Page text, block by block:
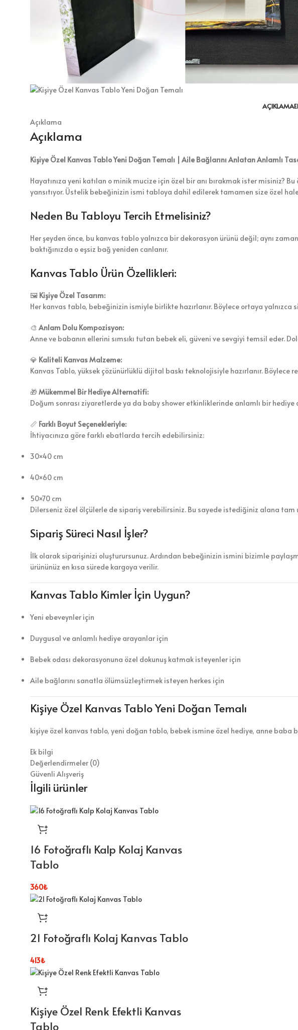
AÇIKLAMA
Açıklama
Açıklama
Kişiye Özel Kanvas Tablo Yeni Doğan Temalı | Aile Bağlarını Anlatan Anlamlı
Hayatınıza yeni katılan o minik mucize için özel bir anı bırakmak ister misiniz?
yansıtıyor. Üstelik bebeğinizin ismi tabloya dahil edilerek tamamen size özel
Neden Bu Tabloyu Tercih Etmelisiniz?
Her şeyden önce, bu kanvas tablo yalnızca bir dekorasyon ürünü değil; aynı
baktığınızda o eşsiz bağ yeniden canlanır.
Kanvas Tablo Ürün Özellikleri:
🖼️ Kişiye Özel Tasarım:
Her kanvas tablo, bebeğinizin ismiyle birlikte hazırlanır. Böylece ortaya
🎨 Anlam Dolu Kompozisyon:
Anne ve babanın ellerini sımsıkı tutan bebek eli, güveni ve sevgiyi temsil eder.
💎 Kaliteli Kanvas Malzeme:
Kanvas Tablo, yüksek çözünürlüklü dijital baskı teknolojisiyle hazırlanır. Böylece
🎁 Mükemmel Bir Hediye Alternatifi:
Doğum sonrası ziyaretlerde ya da baby shower etkinliklerinde anlamlı bir
📏 Farklı Boyut Seçenekleriyle:
İhtiyacınıza göre farklı ebatlarda tercih edebilirsiniz:
30×40 cm
40×60 cm
50×70 cm
Dilerseniz özel ölçülerle de sipariş verebilirsiniz. Bu sayede istediğiniz alana tam
Sipariş Süreci Nasıl İşler?
İlk olarak siparişinizi oluşturursunuz. Ardından bebeğinizin ismini bizimle
ürününüz en kısa sürede kargoya verilir.
Kanvas Tablo Kimler İçin Uygun?
Yeni ebeveynler için
Duygusal ve anlamlı hediye arayanlar için
Bebek odası dekorasyonuna özel dokunuş katmak isteyenler için
Aile bağlarını sanatla ölümsüzleştirmek isteyen herkes için
Kişiye Özel Kanvas Tablo Yeni Doğan Temalı
kişiye özel kanvas tablo, yeni doğan tablo, bebek ismine özel hediye, anne baba
Ek bilgi
Değerlendirmeler (0)
Güvenli Alışveriş
İlgili ürünler
16 Fotoğraflı Kalp Kolaj Kanvas
Tablo
360₺
21 Fotoğraflı Kolaj Kanvas Tablo
413₺
Kişiye Özel Renk Efektli Kanvas
Tablo